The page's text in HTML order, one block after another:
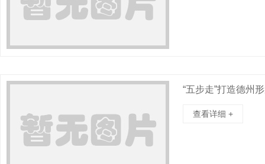
“五步走”打造德州
查看详细 +